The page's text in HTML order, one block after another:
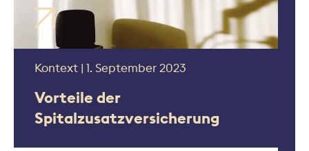
Kontext | 1. September 2023
Vorteile der
Spitalzusatzversicherung